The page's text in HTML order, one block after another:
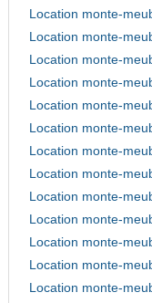
Location monte-
Location monte-
Location monte-
Location monte-
Location monte-
Location monte-
Location monte-
Location monte-
Location monte-
Location monte-
Location monte-
Location monte-
Location monte-